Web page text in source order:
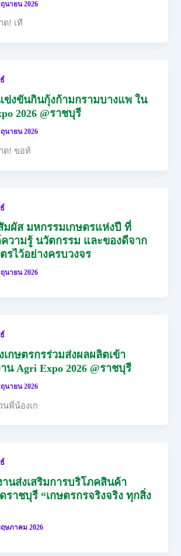
นายน 2026
! เที
งขันกินกุ้งก้ามกรามบางแพ ใน
2026 @ราชบุรี
นายน 2026
ด! ขอท้
ผัส มหกรรมเกษตรแห่งปี ที่
วามรู้ นวัตกรรม และของดีจาก
รไว้อย่างครบวงจร
นายน 2026
กษตรกรร่วมส่งผลผลิตเข้า
น Agri Expo 2026 @ราชบุรี
นายน 2026
พี่น้องเก
นส่งเสริมการบริโภคสินค้า
ราชบุรี “เกษตรกรจริงจริง ทุกสิ่ง
ษภาคม 2026